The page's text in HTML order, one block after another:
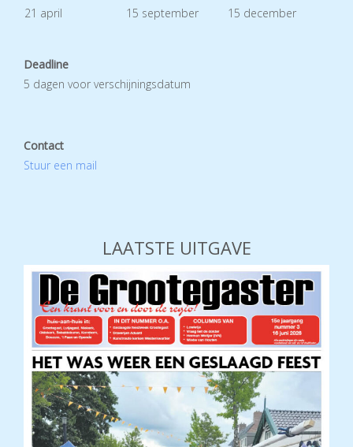
21 april
15 september 15 december
Deadline
5 dagen voor verschijningsdatum
Contact
Stuur een mail
LAATSTE UITGAVE